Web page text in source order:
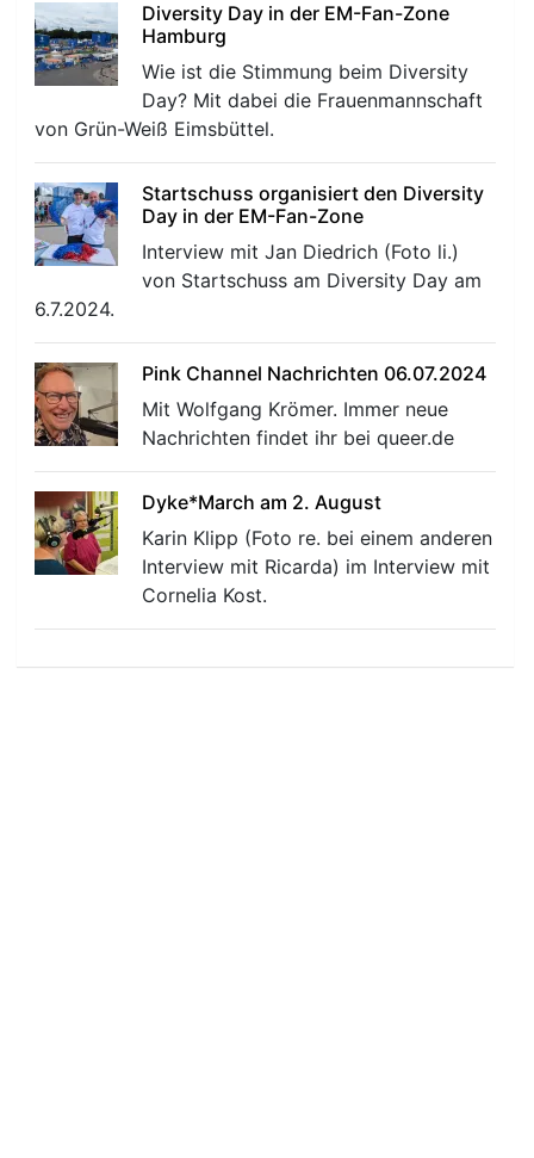
Diversity Day in der EM-Fan-Zone
Hamburg
Wie ist die Stimmung beim Diversity
Day? Mit dabei die Frauenmannschaft
von Grün-Weiß Eimsbüttel.
Startschuss organisiert den Diversity
Day in der EM-Fan-Zone
Interview mit Jan Diedrich (Foto li.)
von Startschuss am Diversity Day am
6.7.2024.
Pink Channel Nachrichten 06.07.2024
Mit Wolfgang Krömer. Immer neue
Nachrichten findet ihr bei queer.de
Dyke*March am 2. August
Karin Klipp (Foto re. bei einem anderen
Interview mit Ricarda) im Interview mit
Cornelia Kost.